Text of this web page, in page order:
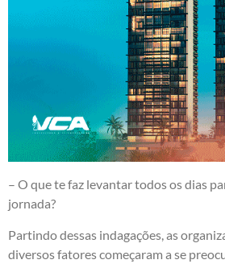
– O que te faz levantar todos os dias
jornada?
Partindo dessas indagações, as
diversos fatores começaram a se